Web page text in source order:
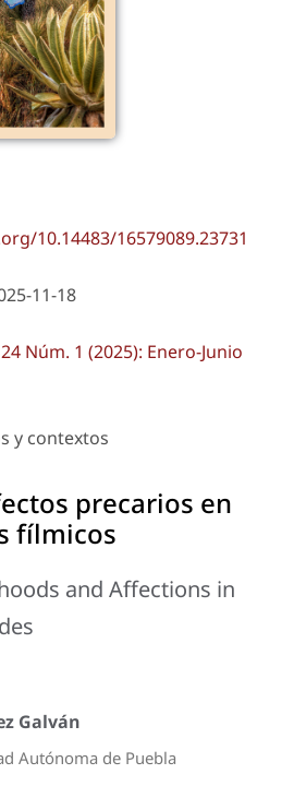
10.14483/16579089.23731
11-18
Núm. 1 (2025): Enero-Junio
y contextos
precarios en
fílmicos
and Affections in
Galván
Autónoma de Puebla